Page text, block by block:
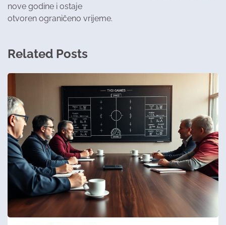
nove godine i ostaje
otvoren ograničeno vrijeme.
Related Posts